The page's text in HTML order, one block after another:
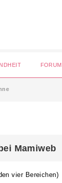
FORUM
Mamiweb
vier Bereichen)